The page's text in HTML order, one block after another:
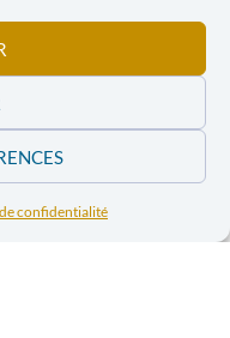
confidentialité
de l’extractivisme
première rencontre